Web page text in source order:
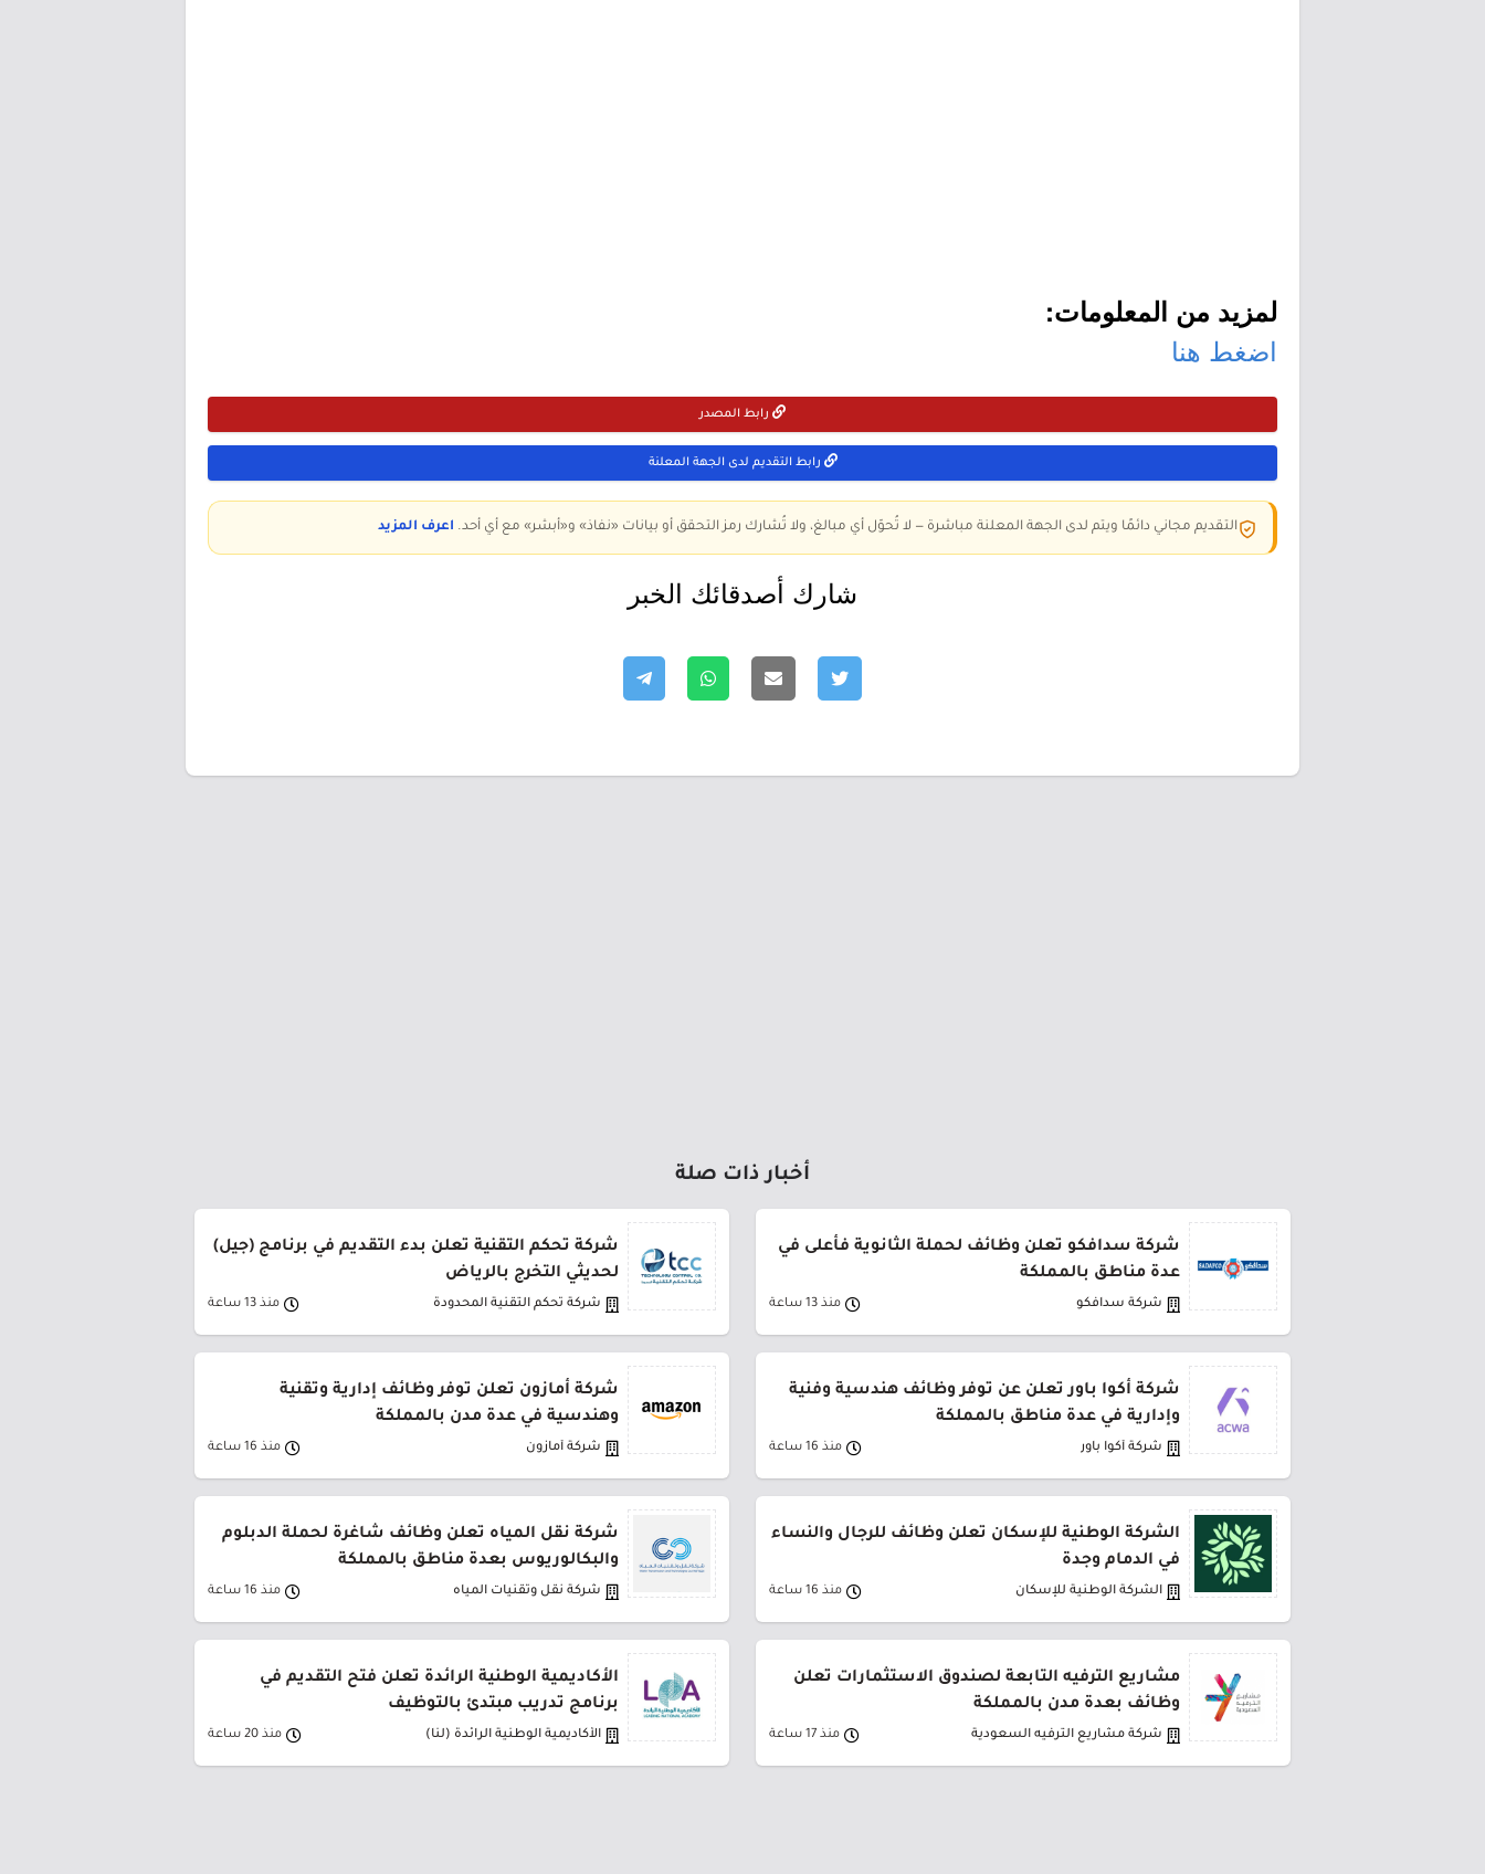
لمزيد من المعلومات:
اضغط هنا
رابط المصدر
رابط التقديم لدى الجهة المعلنة
التقديم مجاني دائمًا ويتم لدى الجهة المعلنة مباشرة — لا تُحوّل أي مبالغ، ولا تُشارك رمز التحقق أو بيانات «نفاذ» و«أبشر» مع أي أحد. اعرف المزيد
شارك أصدقائك الخبر
أخبار ذات صلة
شركة سدافكو تعلن وظائف لحملة الثانوية فأعلى في
عدة مناطق بالمملكة
شركة سدافكو منذ 13 ساعة
شركة تحكم التقنية تعلن بدء التقديم في برنامج (جيل)
لحديثي التخرج بالرياض
شركة تحكم التقنية المحدودة منذ 13 ساعة
شركة أكوا باور تعلن عن توفر وظائف هندسية وفنية
وإدارية في عدة مناطق بالمملكة
شركة أكوا باور منذ 16 ساعة
شركة أمازون تعلن توفر وظائف إدارية وتقنية
وهندسية في عدة مدن بالمملكة
شركة أمازون منذ 16 ساعة
الشركة الوطنية للإسكان تعلن وظائف للرجال والنساء
في الدمام وجدة
الشركة الوطنية للإسكان منذ 16 ساعة
شركة نقل المياه تعلن وظائف شاغرة لحملة الدبلوم
والبكالوريوس بعدة مناطق بالمملكة
شركة نقل وتقنيات المياه منذ 16 ساعة
مشاريع الترفيه التابعة لصندوق الاستثمارات تعلن
وظائف بعدة مدن بالمملكة
شركة مشاريع الترفيه السعودية منذ 17 ساعة
الأكاديمية الوطنية الرائدة تعلن فتح التقديم في
برنامج تدريب مبتدئ بالتوظيف
الأكاديمية الوطنية الرائدة (لنا) منذ 20 ساعة